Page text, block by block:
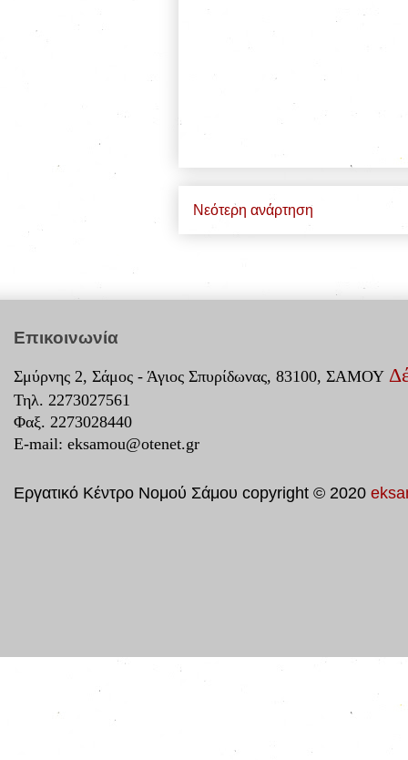
Νεότερη ανάρτηση
Επικοινωνία
Σμύρνης 2, Σάμος - Άγιος Σπυρίδωνας, 83100, ΣΑΜΟΥ
Τηλ. 2273027561
Φαξ. 2273028440
E-mail: eksamou@otenet.gr
Εργατικό Κέντρο Νομού Σάμου copyright © 2020